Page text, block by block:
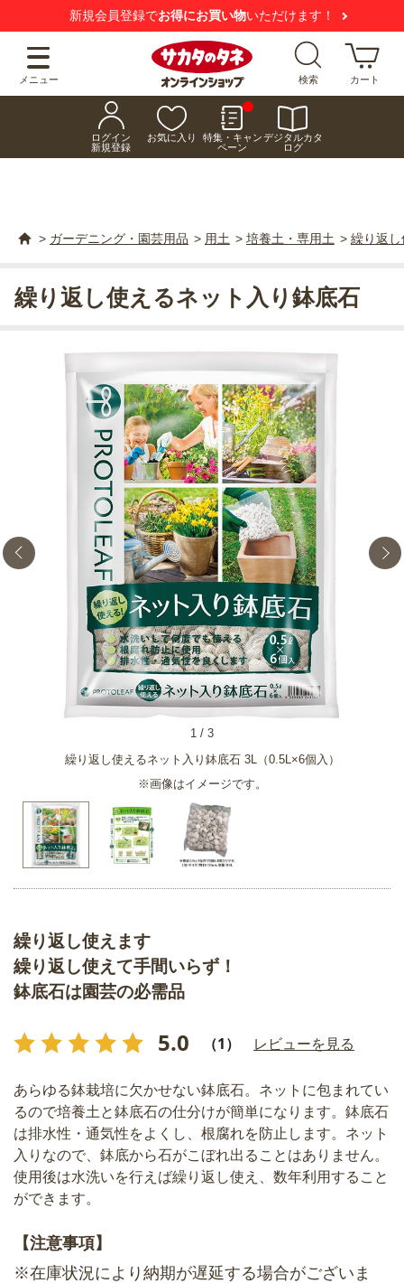
新規会員登録でお得にお買い物いただけます！
メニュー 検索 カート
ログイン
新規登録
お気に入り
特集・キャン
ペーン
デジタルカタ
ログ
> ガーデニング・園芸用品 > 用土 > 培養土・専用土 > 繰り返
繰り返し使えるネット入り鉢底石 3L（0.5L×6個入）
※画像はイメージです。
1 / 3
繰り返し使えるネット入り鉢底石
繰り返し使えます
繰り返し使えて手間いらず！
鉢底石は園芸の必需品
5.0 （1） レビューを見る
あらゆる鉢栽培に欠かせない鉢底石。ネットに包まれてい
るので培養土と鉢底石の仕分けが簡単になります。鉢底石
は排水性・通気性をよくし、根腐れを防止します。ネット
入りなので、鉢底から石がこぼれ出ることはありません。
使用後は水洗いを行えば繰り返し使え、数年利用すること
ができます。
【注意事項】
※在庫状況により納期が遅延する場合がございま